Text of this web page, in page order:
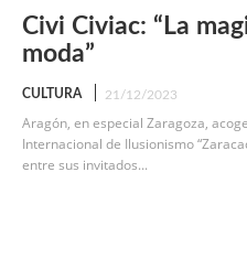
Civi Civiac: “La
moda”
CULTURA 21/12/2023
Aragón, en especial Zaragoza,
Internacional de Ilusionismo
entre sus invitados...